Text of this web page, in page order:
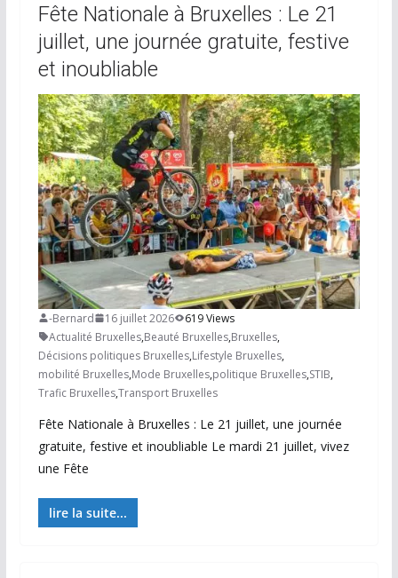
Fête Nationale à Bruxelles : Le 21
juillet, une journée gratuite, festive
et inoubliable
-Bernard 16 juillet 2026
619 Views
Actualité Bruxelles,Beauté Bruxelles,Bruxelles,
Décisions politiques Bruxelles,Lifestyle Bruxelles,
mobilité Bruxelles,Mode Bruxelles,politique Bruxelles,STIB,
Trafic Bruxelles,Transport Bruxelles
Fête Nationale à Bruxelles : Le 21 juillet, une journée
gratuite, festive et inoubliable Le mardi 21 juillet, vivez
une Fête
lire la suite...